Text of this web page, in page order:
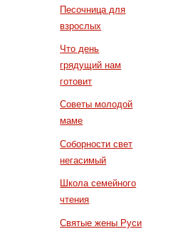
Песочница для
взрослых
Что день
грядущий нам
готовит
Советы молодой
маме
Соборности свет
негасимый
Школа семейного
чтения
Святые жены Руси